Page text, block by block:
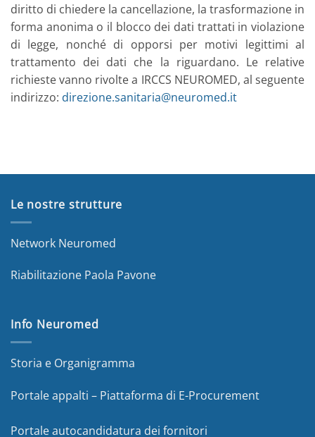
diritto di chiedere la cancellazione, la trasformazione in
forma anonima o il blocco dei dati trattati in violazione
di legge, nonché di opporsi per motivi legittimi al
trattamento dei dati che la riguardano. Le relative
richieste vanno rivolte a IRCCS NEUROMED, al seguente
indirizzo: direzione.sanitaria@neuromed.it
Le nostre strutture
Network Neuromed
Riabilitazione Paola Pavone
Info Neuromed
Storia e Organigramma
Portale appalti – Piattaforma di E-Procurement
Portale autocandidatura dei fornitori